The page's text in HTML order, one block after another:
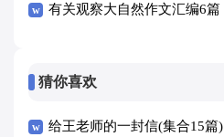
有关观察大自然作文汇编6篇
猜你喜欢
给王老师的一封信(集合15篇)